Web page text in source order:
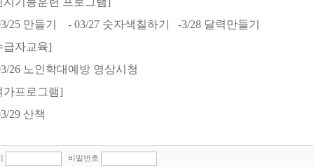
25 만들기
- 03/27 숫자색칠하기 -3/28 달력만들기
급자교육]
26 노인학대예방 영상시청
가프로그램]
29 산책
비밀번호